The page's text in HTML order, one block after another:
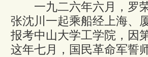
一九二六年六月，罗荣
张沈川一起乘船经上海、
报考中山大学工学院，因
这年七月，国民革命军誓